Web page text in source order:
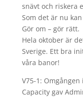
snävt och riskera
Som det är nu
Gör om – gör rätt.
Hela oktober är
Sverige. Ett bra
våra banor!
V75-1:
Capacity gav